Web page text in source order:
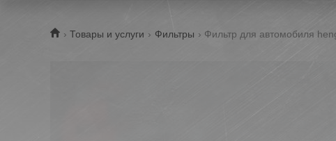
Товары и услуги Фильтры Фильтр для автомобиля